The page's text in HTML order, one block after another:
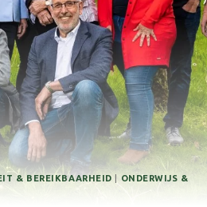
& BEREIKBAARHEID
ONDERWIJS &